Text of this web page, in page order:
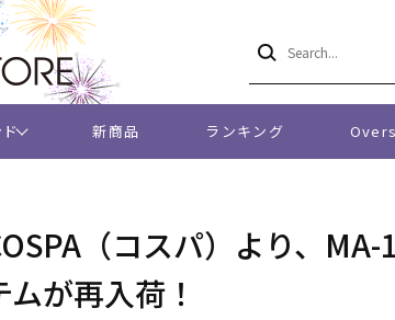
新商品 ランキング
（コスパ）より、
ムが再入荷！